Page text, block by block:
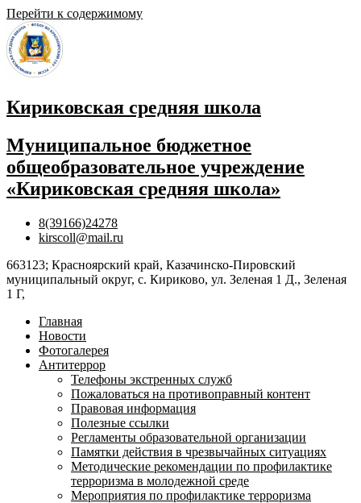
Перейти к содержимому
Кириковская средняя школа
Муниципальное бюджетное
общеобразовательное учреждение
«Кириковская средняя школа»
8(39166)24278
kirscoll@mail.ru
663123; Красноярский край, Казачинско-Пировский
муниципальный округ, с. Кириково, ул. Зеленая 1 Д., Зеленая
1 Г,
Главная
Новости
Фотогалерея
Антитеррор
Телефоны экстренных служб
Пожаловаться на противоправный контент
Правовая информация
Полезные ссылки
Регламенты образовательной организации
Памятки действия в чрезвычайных ситуациях
Методические рекомендации по профилактике
терроризма в молодежной среде
Мероприятия по профилактике терроризма